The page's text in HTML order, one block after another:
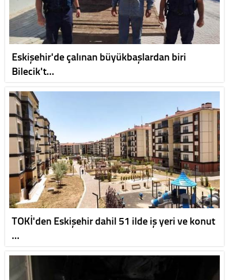
Eskişehir'de çalınan büyükbaşlardan biri
Bilecik't…
TOKİ'den Eskişehir dahil 51 ilde iş yeri ve konut
…